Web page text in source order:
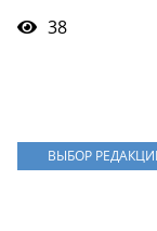
38
ВЫБОР